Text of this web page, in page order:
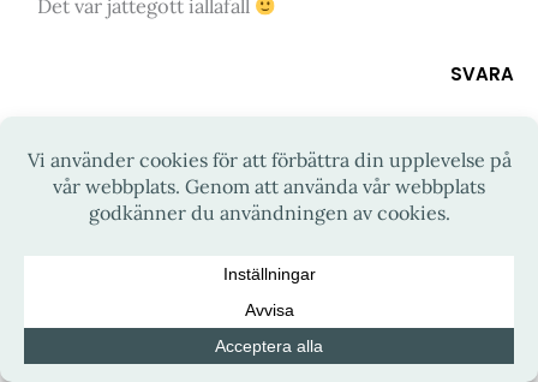
Det var jättegott iallafall
SVARA
GUNILLA SUIKKI
21 oktober 2023 kl. 09:26
Det här är likadant som det bröd jag är uppväxt med.
Mormor, mostrar och mamma bakade likadant bröd.
Vi har aldrig haft något namn på brödet, annat än